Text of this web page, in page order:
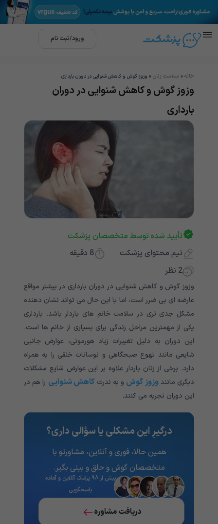
ورود/ثبت نام
خانه » سلامت زنان » وزوز گوش و کاهش شنوایی در دوران بارداری
وزوز گوش و کاهش شنوایی در دوران
بارداری
تأیید شده توسط متخصصان پزشکت
تیم محتوای پزشکت
8 دقیقه
2 نظر
وزوز گوش و کاهش شنوایی در دوران بارداری در بیشتر مواقع
عارضه ای بی ضرر است، اما با این حال می تواند نشان دهنده
مشکل جدی تری در سلامت خانم های باردار باشد. بارداری
یکی از مهمترین مراحل زندگی برای بسیاری از خانم ها است.
این دوران به دلیل تغییرات زیاد هورمونی، عوارض جانبی
شایعی مانند تهوع صبحگاهی و نوسانات خلقی را به همراه
دارد. برخی از زنان باردار علاوه بر این عوارض شایع مشکلات
دیگری مانندوزوز گوش و به ندرتکاهش شنوایی را هم در
این دوران تجربه می کنند.
درگیرِ این مشکلی یا سؤالی داری؟
همین حالا، فوری و آنلاین، مشاورتو با
متخصصان گوش و حلق و بینی بگیر.
بیش از ۹۸ پزشک آنلاین و آماده
پاسخگویی
دریافت مشاوره